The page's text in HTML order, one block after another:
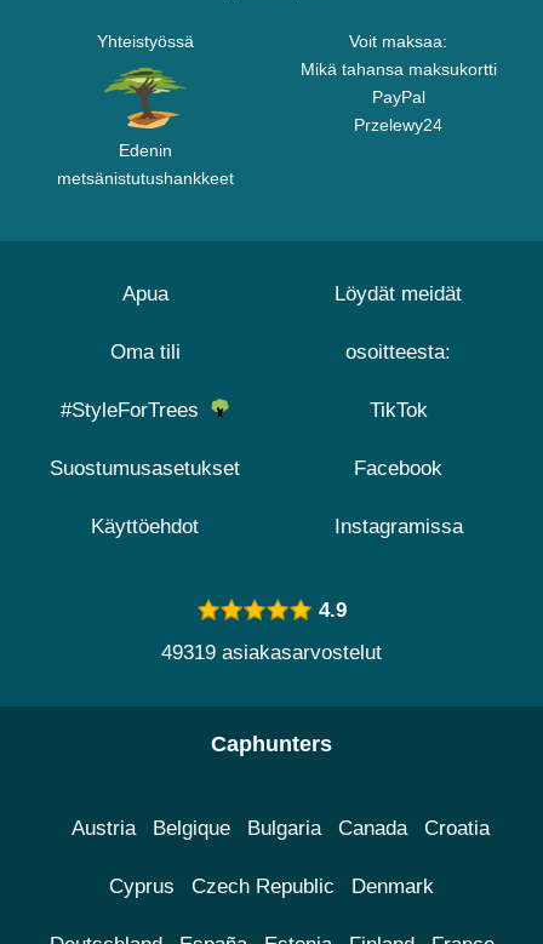
Yhteistyössä
Edenin
metsänistutushankkeet
Voit maksaa:
Mikä tahansa maksukortti
PayPal
Przelewy24
Apua
Oma tili
#StyleForTrees
Suostumusasetukset
Käyttöehdot
Löydät meidät
osoitteesta:
TikTok
Facebook
Instagramissa
4.9
49319 asiakasarvostelut
Caphunters
Austria Belgique Bulgaria Canada Croatia
Cyprus Czech Republic Denmark